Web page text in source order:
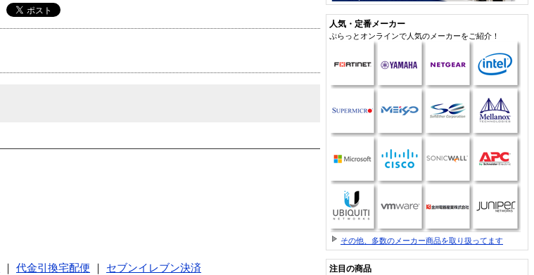
代金引換宅配便
セブンイレブン決済
人気・定番メーカー
ぷらっとオンラインで人気のメーカーをご紹介！
その他、多数のメーカー商品を取り扱ってます
注目の商品